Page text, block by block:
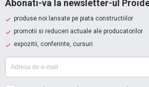
Abonati-va la newsletter-ul
produse noi lansate pe piata constructiilor
promotii si reduceri actuale ale producatorilor
expozitii, conferinte, cursuri